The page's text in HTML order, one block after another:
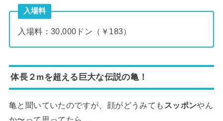
入場料
入場料：30,000ドン（￥183）
体長２mを超える巨大な伝説の亀！
亀と聞いていたのですが、顔がどうみても スッポンやん